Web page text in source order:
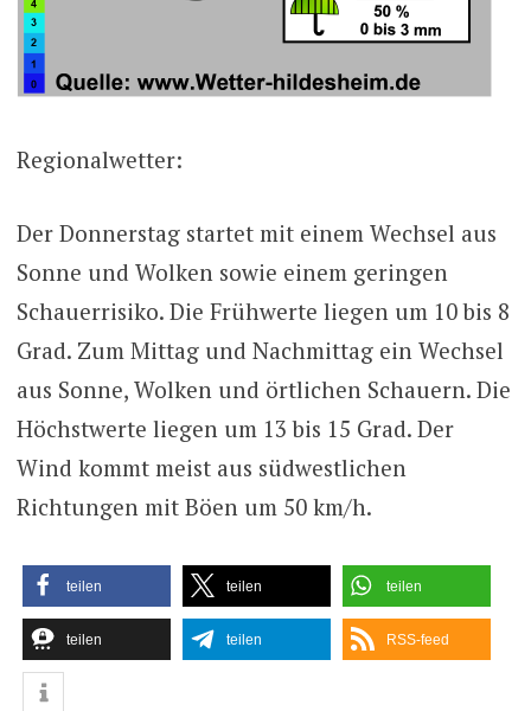
Regionalwetter:
Der Donnerstag startet mit einem Wechsel aus
Sonne und Wolken sowie einem geringen
Schauerrisiko. Die Frühwerte liegen um 10 bis 8
Grad. Zum Mittag und Nachmittag ein Wechsel
aus Sonne, Wolken und örtlichen Schauern. Die
Höchstwerte liegen um 13 bis 15 Grad. Der
Wind kommt meist aus südwestlichen
Richtungen mit Böen um 50 km/h.
teilen teilen teilen
teilen teilen RSS-feed